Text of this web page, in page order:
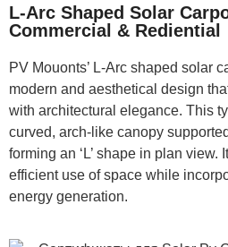
L-Arc Shaped Solar
Commercial & Rediential
PV Mouonts’ L-Arc shaped solar
modern and aesthetical design
with architectural elegance. This
curved, arch-like canopy
forming an ‘L’ shape in plan view.
efficient use of space while
energy generation.